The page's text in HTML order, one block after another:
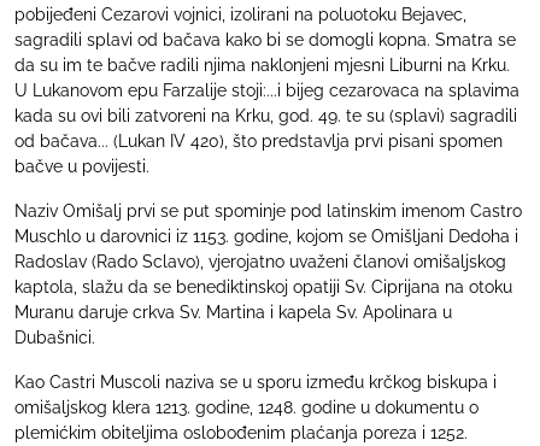
pobijeđeni Cezarovi vojnici, izolirani na poluotoku Bejavec,
sagradili splavi od bačava kako bi se domogli kopna. Smatra se
da su im te bačve radili njima naklonjeni mjesni Liburni na Krku.
U Lukanovom epu Farzalije stoji:...i bijeg cezarovaca na splavima
kada su ovi bili zatvoreni na Krku, god. 49. te su (splavi) sagradili
od bačava... (Lukan IV 420), što predstavlja prvi pisani spomen
bačve u povijesti.
Naziv Omišalj prvi se put spominje pod latinskim imenom Castro
Muschlo u darovnici iz 1153. godine, kojom se Omišljani Dedoha i
Radoslav (Rado Sclavo), vjerojatno uvaženi članovi omišaljskog
kaptola, slažu da se benediktinskoj opatiji Sv. Ciprijana na otoku
Muranu daruje crkva Sv. Martina i kapela Sv. Apolinara u
Dubašnici.
Kao Castri Muscoli naziva se u sporu između krčkog biskupa i
omišaljskog klera 1213. godine, 1248. godine u dokumentu o
plemićkim obiteljima oslobođenim plaćanja poreza i 1252.